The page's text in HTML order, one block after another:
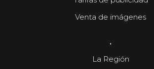
Venta de imágenes
.
La Región